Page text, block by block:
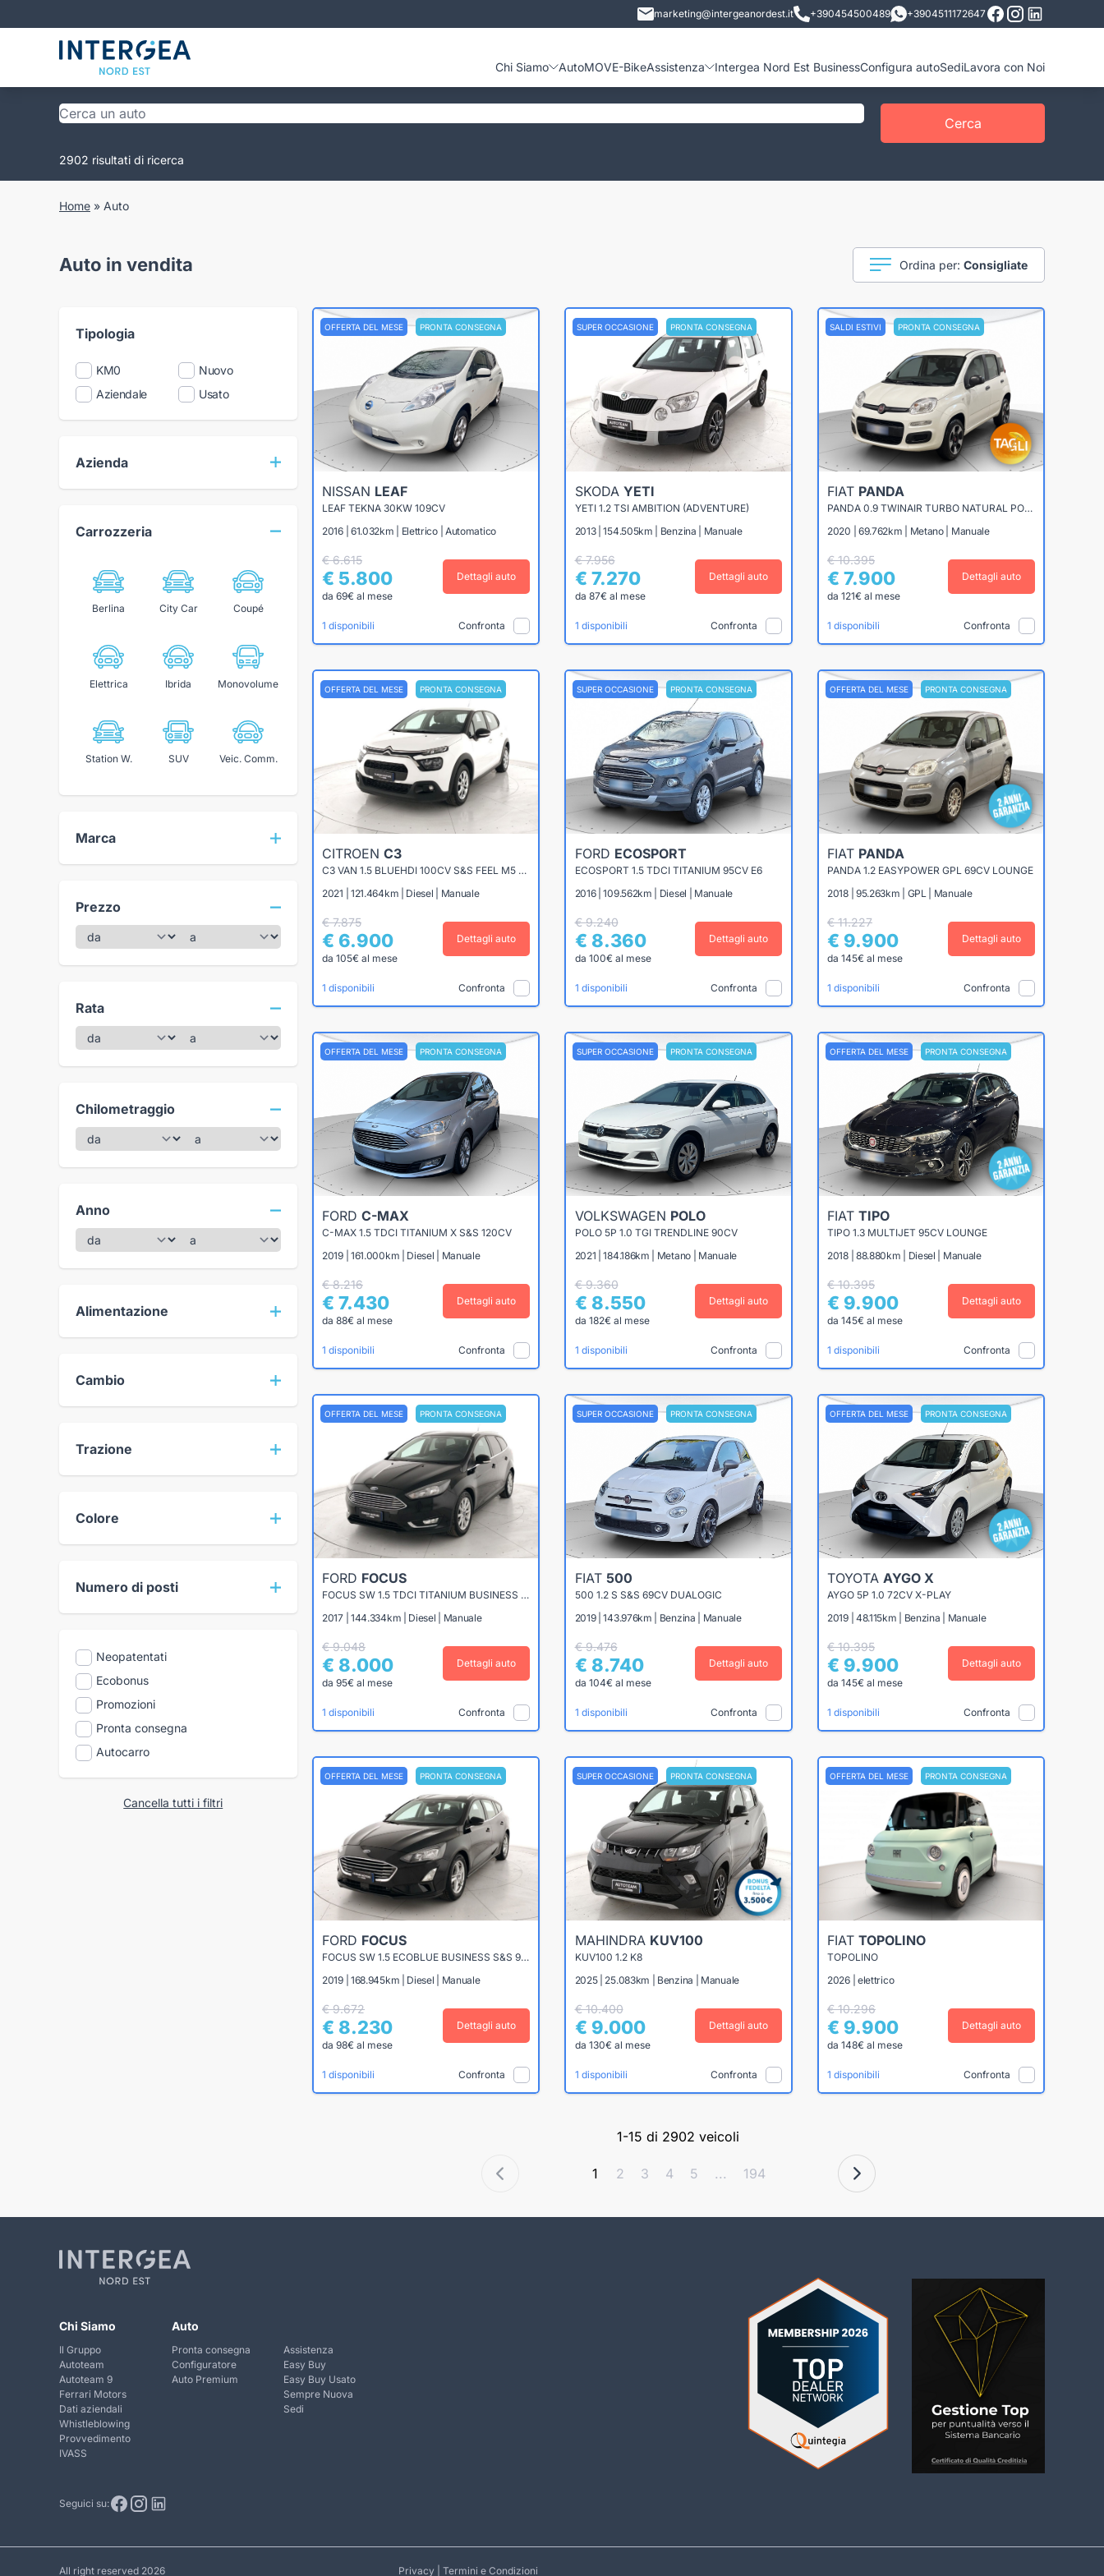
marketing@intergeanordest.it +390454500489 +3904511172647
Chi Siamo AutoMOVE-BikeAssistenza Intergea Nord Est BusinessConfigura autoSediLavora con Noi
Cerca
2902 risultati di ricerca
Home » Auto
Auto in vendita Ordina per: Consigliate
Tipologia
KM0
Nuovo
Aziendale
Usato
Azienda
Carrozzeria
Berlina City Car Coupé
Elettrica Ibrida Monovolume
Station W. SUV Veic. Comm.
Marca
Prezzo
Rata
Chilometraggio
Anno
Alimentazione
Cambio
Trazione
Colore
Numero di posti
Neopatentati
Ecobonus
Promozioni
Pronta consegna
Autocarro
Cancella tutti i filtri
OFFERTA DEL MESE PRONTA CONSEGNA
NISSAN LEAF
LEAF TEKNA 30KW 109CV
2016 | 61.032km | Elettrico | Automatico
€ 6.615
€ 5.800
da 69€ al mese
Dettagli auto
1 disponibili Confronta
SUPER OCCASIONE PRONTA CONSEGNA
SKODA YETI
YETI 1.2 TSI AMBITION (ADVENTURE)
2013 | 154.505km | Benzina | Manuale
€ 7.956
€ 7.270
da 87€ al mese
Dettagli auto
1 disponibili Confronta
SALDI ESTIVI PRONTA CONSEGNA
FIAT PANDA
PANDA 0.9 TWINAIR TURBO NATURAL POWER 70CV EASY
2020 | 69.762km | Metano | Manuale
€ 10.395
€ 7.900
da 121€ al mese
Dettagli auto
1 disponibili Confronta
OFFERTA DEL MESE PRONTA CONSEGNA
CITROEN C3
C3 VAN 1.5 BLUEHDI 100CV S&S FEEL M5 (IVA ESPOSTA)
2021 | 121.464km | Diesel | Manuale
€ 7.875
€ 6.900
da 105€ al mese
Dettagli auto
1 disponibili Confronta
SUPER OCCASIONE PRONTA CONSEGNA
FORD ECOSPORT
ECOSPORT 1.5 TDCI TITANIUM 95CV E6
2016 | 109.562km | Diesel | Manuale
€ 9.240
€ 8.360
da 100€ al mese
Dettagli auto
1 disponibili Confronta
OFFERTA DEL MESE PRONTA CONSEGNA
FIAT PANDA
PANDA 1.2 EASYPOWER GPL 69CV LOUNGE
2018 | 95.263km | GPL | Manuale
€ 11.227
€ 9.900
da 145€ al mese
Dettagli auto
1 disponibili Confronta
OFFERTA DEL MESE PRONTA CONSEGNA
FORD C-MAX
C-MAX 1.5 TDCI TITANIUM X S&S 120CV
2019 | 161.000km | Diesel | Manuale
€ 8.216
€ 7.430
da 88€ al mese
Dettagli auto
1 disponibili Confronta
SUPER OCCASIONE PRONTA CONSEGNA
VOLKSWAGEN POLO
POLO 5P 1.0 TGI TRENDLINE 90CV
2021 | 184.186km | Metano | Manuale
€ 9.360
€ 8.550
da 182€ al mese
Dettagli auto
1 disponibili Confronta
OFFERTA DEL MESE PRONTA CONSEGNA
FIAT TIPO
TIPO 1.3 MULTIJET 95CV LOUNGE
2018 | 88.880km | Diesel | Manuale
€ 10.395
€ 9.900
da 145€ al mese
Dettagli auto
1 disponibili Confronta
OFFERTA DEL MESE PRONTA CONSEGNA
FORD FOCUS
FOCUS SW 1.5 TDCI TITANIUM BUSINESS S&S 120CV
2017 | 144.334km | Diesel | Manuale
€ 9.048
€ 8.000
da 95€ al mese
Dettagli auto
1 disponibili Confronta
SUPER OCCASIONE PRONTA CONSEGNA
FIAT 500
500 1.2 S S&S 69CV DUALOGIC
2019 | 143.976km | Benzina | Manuale
€ 9.476
€ 8.740
da 104€ al mese
Dettagli auto
1 disponibili Confronta
OFFERTA DEL MESE PRONTA CONSEGNA
TOYOTA AYGO X
AYGO 5P 1.0 72CV X-PLAY
2019 | 48.115km | Benzina | Manuale
€ 10.395
€ 9.900
da 145€ al mese
Dettagli auto
1 disponibili Confronta
OFFERTA DEL MESE PRONTA CONSEGNA
FORD FOCUS
FOCUS SW 1.5 ECOBLUE BUSINESS S&S 95CV
2019 | 168.945km | Diesel | Manuale
€ 9.672
€ 8.230
da 98€ al mese
Dettagli auto
1 disponibili Confronta
SUPER OCCASIONE PRONTA CONSEGNA
MAHINDRA KUV100
KUV100 1.2 K8
2025 | 25.083km | Benzina | Manuale
€ 10.400
€ 9.000
da 130€ al mese
Dettagli auto
1 disponibili Confronta
OFFERTA DEL MESE PRONTA CONSEGNA
FIAT TOPOLINO
TOPOLINO
2026 | elettrico
€ 10.296
€ 9.900
da 148€ al mese
Dettagli auto
1 disponibili Confronta
1-15 di 2902 veicoli
1 2 3 4 5 ... 194
Chi Siamo
Il Gruppo
Autoteam
Autoteam 9
Ferrari Motors
Dati aziendali
Whistleblowing
Provvedimento
IVASS
Auto
Pronta consegna
Configuratore
Auto Premium
Assistenza
Easy Buy
Easy Buy Usato
Sempre Nuova
Sedi
Seguici su:
All right reserved 2026 Privacy |Termini e Condizioni